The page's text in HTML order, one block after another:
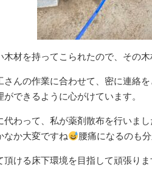
材を持ってこられたので、その木
さんの作業に合わせて、密に連絡
できるように心がけています。
わって、私が薬剤散布を行いま
か大変ですね
腰痛になるのも
ける床下環境を目指して頑張りま